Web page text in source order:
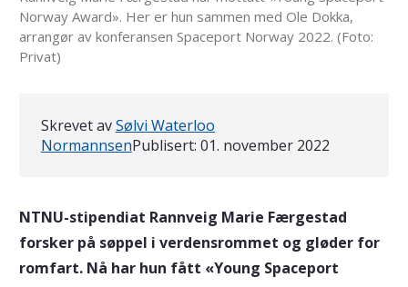
Norway Award». Her er hun sammen med Ole Dokka,
arrangør av konferansen Spaceport Norway 2022. (Foto:
Privat)
Skrevet avSølvi Waterloo
NormannsenPublisert: 01. november 2022
NTNU-stipendiat Rannveig Marie Færgestad
forsker på søppel i verdensrommet og gløder for
romfart. Nå har hun fått «Young Spaceport